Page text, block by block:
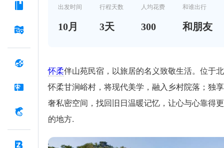
出发时间
10月
行程天数
3天
人均花费
300
和谁出行
和朋友
怀柔伴山苑民宿，以旅居的名义致敬生活。位于
怀柔甘涧峪村，将现代美学，融入乡村院落；独
奢私密空间，找回旧日温暖记忆，让心与心靠得
的地方.